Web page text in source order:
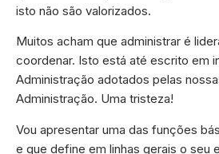
isto não são valorizados.
Muitos acham que administrar é
coordenar. Isto está até escrito em
Administração adotados pelas
Administração. Uma tristeza!
Vou apresentar uma das funções
e que define em linhas gerais o seu